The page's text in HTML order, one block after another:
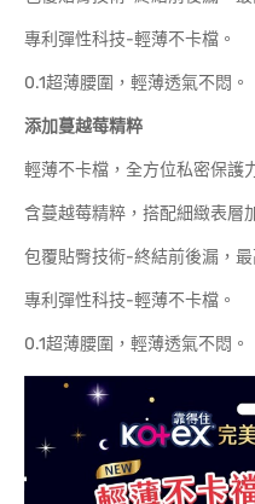
專利彈性科技-輕薄不卡檔。
0.1超薄腰圍，輕薄透氣不悶。
添加蔓越莓精粹
輕薄不卡檔，全方位私密保護
含蔓越莓精粹，搭配細緻表層
包覆貼臀技術-終結前後漏，最
專利彈性科技-輕薄不卡檔。
0.1超薄腰圍，輕薄透氣不悶。